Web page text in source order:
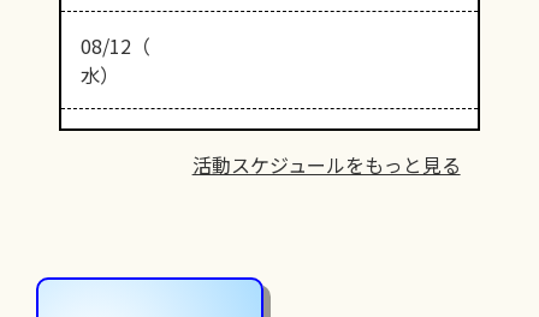
08/12（
水）
活動スケジュールをもっと見る